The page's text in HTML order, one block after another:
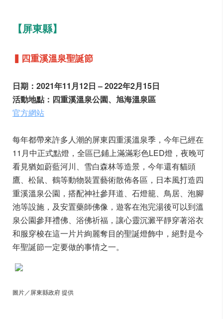
【屏東縣】
▍四重溪溫泉聖誕節
日期：2021年11月12日 – 2022年2月15日
活動地點：四重溪溫泉公園、旭海溫泉區
官方網站
每年都帶來許多人潮的屏東四重溪溫泉季，今年已經在
11月中正式點燈，全區已鋪上滿滿彩色LED燈，夜晚可
看見猶如蔚藍河川、雪白森林等造景，今年還有貓頭
鷹、松鼠、鶴等動物裝置藝術散佈各區，日本風打造四
重溪溫泉公園，搭配神社參拜道、石燈籠、鳥居、泡腳
池等設施，及安置藥師佛像，遊客在泡完湯後可以到溫
泉公園參拜禮佛、浴佛祈福，讓心靈沉澱平靜穿著浴衣
和服穿梭在這一片片絢麗奪目的聖誕燈飾中，絕對是今
年聖誕節一定要做的事情之一。
圖片／屏東縣政府 提供